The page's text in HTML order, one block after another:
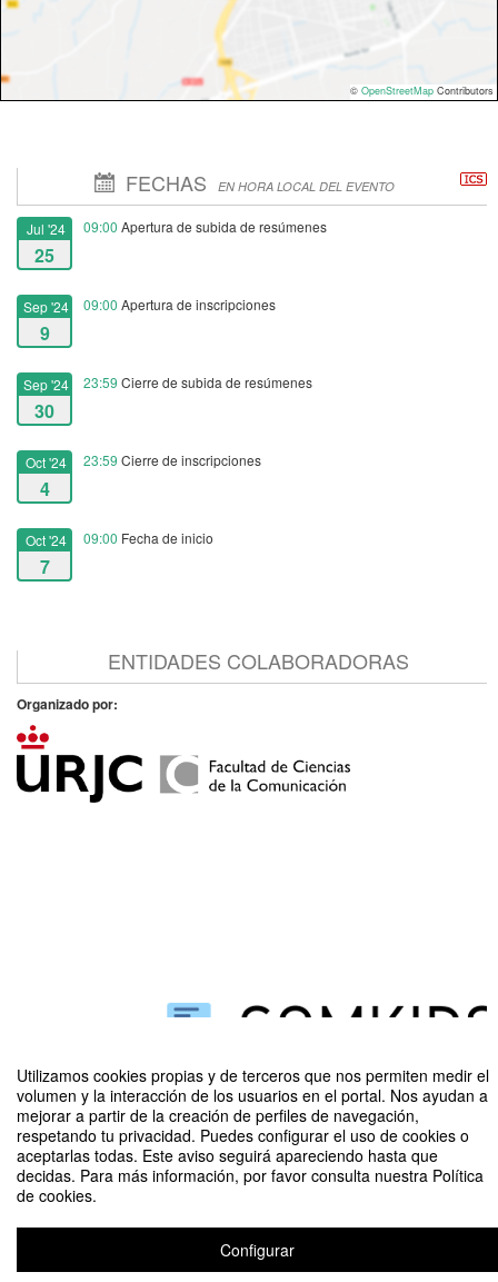
Utilizamos cookies propias y de terceros que nos permiten medir el
volumen y la interacción de los usuarios en el portal. Nos ayudan a
mejorar a partir de la creación de perfiles de navegación,
respetando tu privacidad. Puedes configurar el uso de cookies o
aceptarlas todas. Este aviso seguirá apareciendo hasta que
decidas. Para más información, por favor consulta nuestra Política
de cookies.
Configurar
© OpenStreetMap Contributors
FECHAS EN HORA LOCAL DEL EVENTO
Jul '24
25
09:00 Apertura de subida de resúmenes
Sep '24
9
09:00 Apertura de inscripciones
Sep '24
30
23:59 Cierre de subida de resúmenes
Oct '24
4
23:59 Cierre de inscripciones
Oct '24
7
09:00 Fecha de inicio
ENTIDADES COLABORADORAS
Organizado por:
IV Congreso Internacional sobre Menores y medios sociales: identidades
digitales vulnerables y controles de contenidos
Aviso legal|Contacto